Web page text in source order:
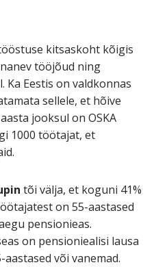
kitsaskoht kõigis
tööjõud ning
Ka Eestis on valdkonnas
sellele, et hõive
jooksul on OSKA
1000 töötajat, et
tõi välja, et koguni 41%
on 55-aastased
pensionieas.
on pensioniealisi lausa
aastased või vanemad.